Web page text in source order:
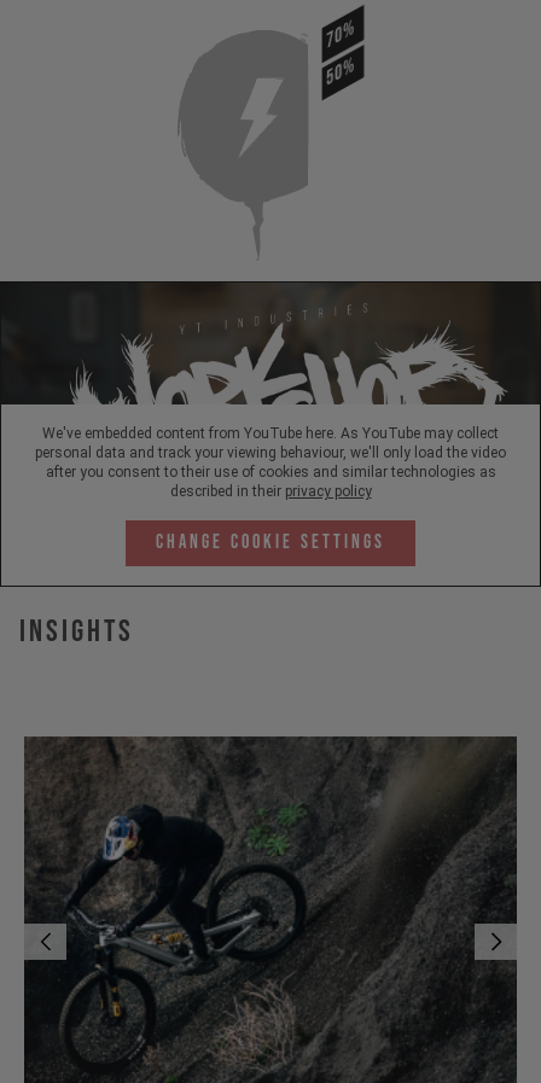
70%
50%
We've embedded content from YouTube here. As YouTube may collect
personal data and track your viewing behaviour, we'll only load the video
after you consent to their use of cookies and similar technologies as
described in their privacy policy
Change Cookie Settings
INSIGHTS